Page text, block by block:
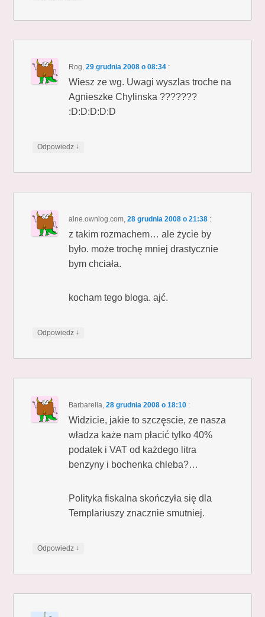
Rog,29 grudnia 2008 o 08:34 :
Wiesz ze wg. Uwagi wyszlas troche na
Agnieszke Chylinska ???????
:D:D:D:D:D
Odpowiedz ↓
aine.ownlog.com,28 grudnia 2008 o 21:38 :
z takim rozmachem… ale życie by
było. może trochę mniej drastycznie
bym chciała.
kocham tego bloga. ajć.
Odpowiedz ↓
Barbarella,28 grudnia 2008 o 18:10 :
Widzicie, jakie to szczęscie, ze nasza
władza każe nam płacić tylko 40%
podatek i VAT od każdego litra
benzyny i bochenka chleba?…
Polityka fiskalna skończyła się dla
Templariuszy znacznie smutniej.
Odpowiedz ↓